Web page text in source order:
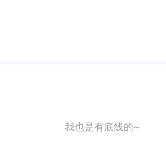
我也是有底线的~